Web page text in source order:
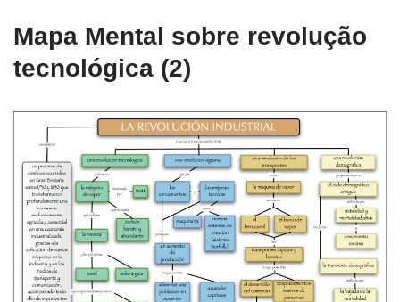
Mapa Mental sobre revolução
tecnológica (2)